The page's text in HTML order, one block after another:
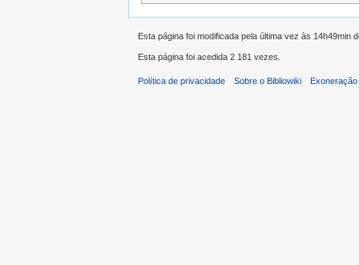
Esta página foi modificada pela última vez às 14h49min
Esta página foi acedida 2 181 vezes.
Política de privacidade Sobre o Bibliowiki